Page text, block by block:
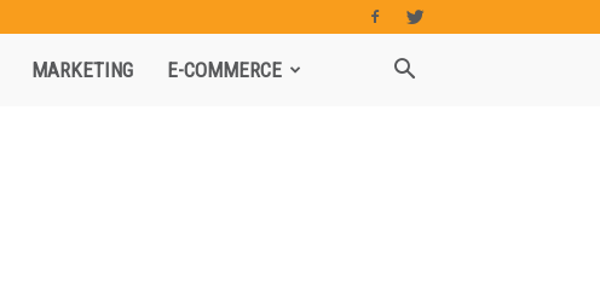
MARKETING E-COMMERCE